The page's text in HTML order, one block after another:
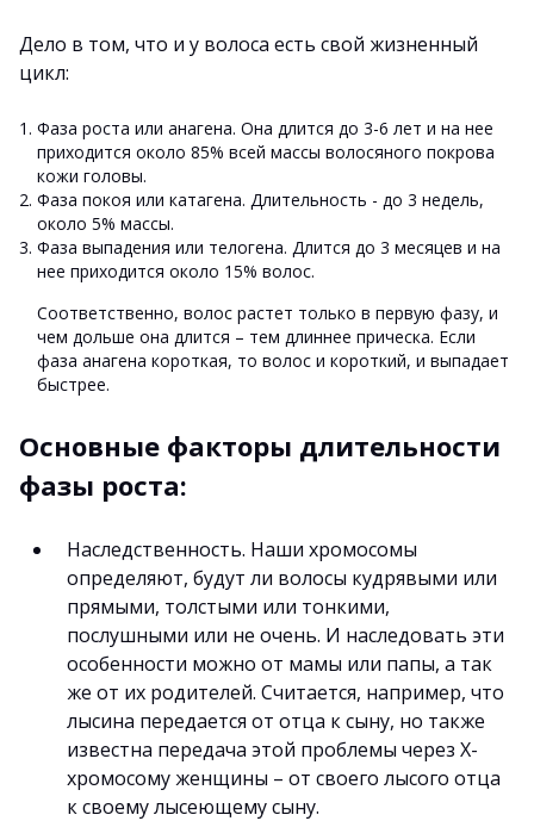
Дело в том, что и у волоса есть свой жизненный
цикл:
Фаза роста или анагена. Она длится до 3-6 лет и на нее
приходится около 85% всей массы волосяного покрова
кожи головы.
Фаза покоя или катагена. Длительность - до 3 недель,
около 5% массы.
Фаза выпадения или телогена. Длится до 3 месяцев и на
нее приходится около 15% волос.
Соответственно, волос растет только в первую фазу, и
чем дольше она длится – тем длиннее прическа. Если
фаза анагена короткая, то волос и короткий, и выпадает
быстрее.
Основные факторы длительности
фазы роста:
Наследственность. Наши хромосомы
определяют, будут ли волосы кудрявыми или
прямыми, толстыми или тонкими,
послушными или не очень. И наследовать эти
особенности можно от мамы или папы, а так
же от их родителей. Считается, например, что
лысина передается от отца к сыну, но также
известна передача этой проблемы через Х-
хромосому женщины – от своего лысого отца
к своему лысеющему сыну.